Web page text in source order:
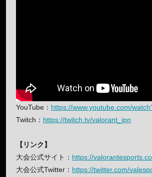
YouTube： https://www.youtube.com/
Twitch： https://twitch.tv/valorant_jpn
【リンク】
大会公式サイト： https://
大会公式Twitter： https://twitter.com/